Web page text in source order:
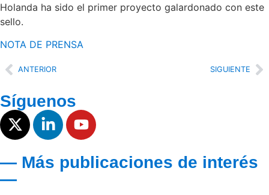
Holanda ha sido el primer proyecto galardonado con este
sello.
NOTA DE PRENSA
ANTERIOR SIGUIENTE
Síguenos
— Más publicaciones de interés
—